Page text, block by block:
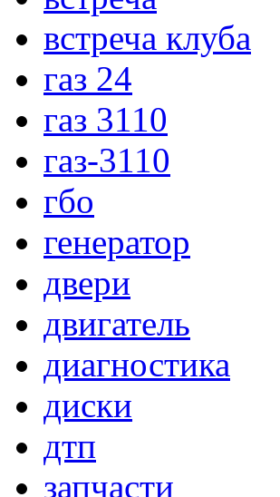
встреча клуба
газ 24
газ 3110
газ-3110
гбо
генератор
двери
двигатель
диагностика
диски
дтп
запчасти